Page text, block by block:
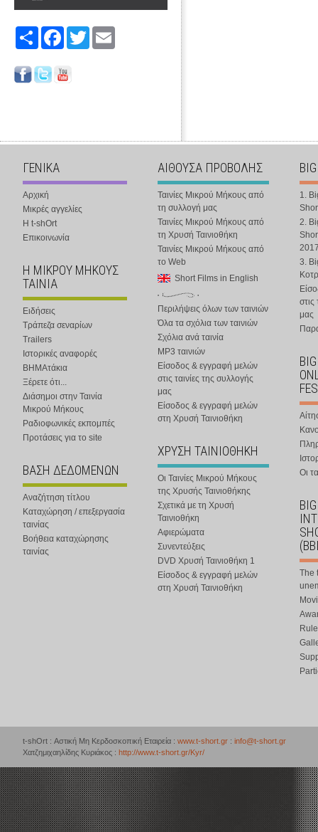
Share FacebookTwitter
ΓΕΝΙΚΑ
Αρχική
Μικρές αγγελίες
Η t-shOrt
Επικοινωνία
Η ΜΙΚΡΟΥ ΜΗΚΟΥΣ
ΤΑΙΝΙΑ
Ειδήσεις
Τράπεζα σεναρίων
Trailers
Ιστορικές αναφορές
ΒΗΜΑτάκια
Ξέρετε ότι...
Διάσημοι στην Ταινία
Μικρού Μήκους
Ραδιοφωνικές εκπομπές
Προτάσεις για το site
ΒΑΣΗ ΔΕΔΟΜΕΝΩΝ
Αναζήτηση τίτλου
Καταχώρηση / επεξεργασία
ταινίας
Βοήθεια καταχώρησης
ταινίας
ΑΙΘΟΥΣΑ ΠΡΟΒΟΛΗΣ
Ταινίες Μικρού Μήκους από
τη συλλογή μας
Ταινίες Μικρού Μήκους από
τη Χρυσή Ταινιοθήκη
Ταινίες Μικρού Μήκους από
το Web
Short Films in English
Περιλήψεις όλων των ταινιών
Όλα τα σχόλια των ταινιών
Σχόλια ανά ταινία
MP3 ταινιών
Είσοδος & εγγραφή μελών
στις ταινίες της συλλογής
μας
Είσοδος & εγγραφή μελών
στη Χρυσή Ταινιοθήκη
ΧΡΥΣΗ ΤΑΙΝΙΟΘΗΚΗ
Οι Ταινίες Μικρού Μήκους
της Χρυσής Ταινιοθήκης
Σχετικά με τη Χρυσή
Ταινιοθήκη
Αφιερώματα
Συνεντεύξεις
DVD Χρυσή Ταινιοθήκη 1
Είσοδος & εγγραφή μελών
στη Χρυσή Ταινιοθήκη
1.
2.
3.
στις
μας
Οι
The
t-shOrt : Αστική Μη Κερδοσκοπική Εταιρεία : www.t-short.gr : info@t-short.gr
Χατζημιχαηλίδης Κυριάκος : http://www.t-short.gr/Kyr/